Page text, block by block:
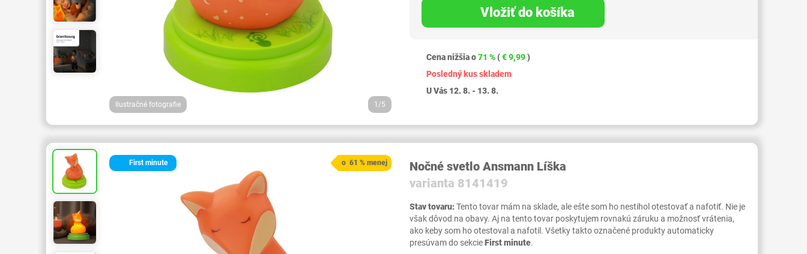
Ilustračné fotografie 1/5
Vložiť do košíka
Cena nižšia o71 % (€ 9,99)
Posledný kus skladem
U Vás 12. 8. - 13. 8.
First minute o 61 % menej
Nočné svetlo Ansmann Líška
varianta 8141419
Stav tovaru:Tento tovar mám na sklade, ale ešte som ho nestihol otestovať a nafotiť. Nie je
však dôvod na obavy. Aj na tento tovar poskytujem rovnakú záruku a možnosť vrátenia,
ako keby som ho otestoval a nafotil. Všetky takto označené produkty automaticky
presúvam do sekcieFirst minute.